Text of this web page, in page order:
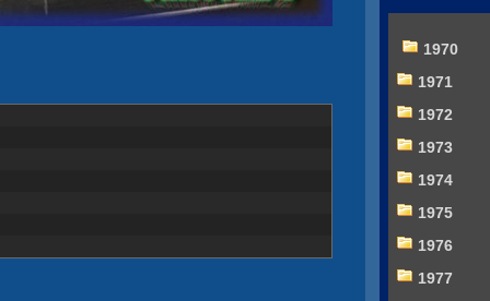
1970
1971
1972
1973
1974
1975
1976
1977